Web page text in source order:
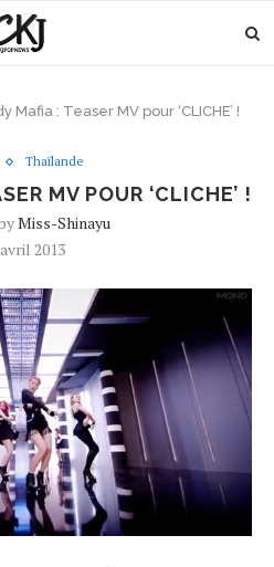
Mafia : Teaser MV pour ‘CLICHE’ !
Thaïlande
MV POUR ‘CLICHE’ !
Miss-Shinayu
2013